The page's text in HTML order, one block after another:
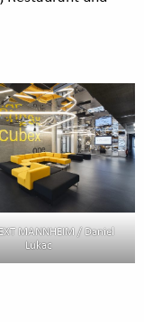
MANNHEIM / Daniel
Lukac